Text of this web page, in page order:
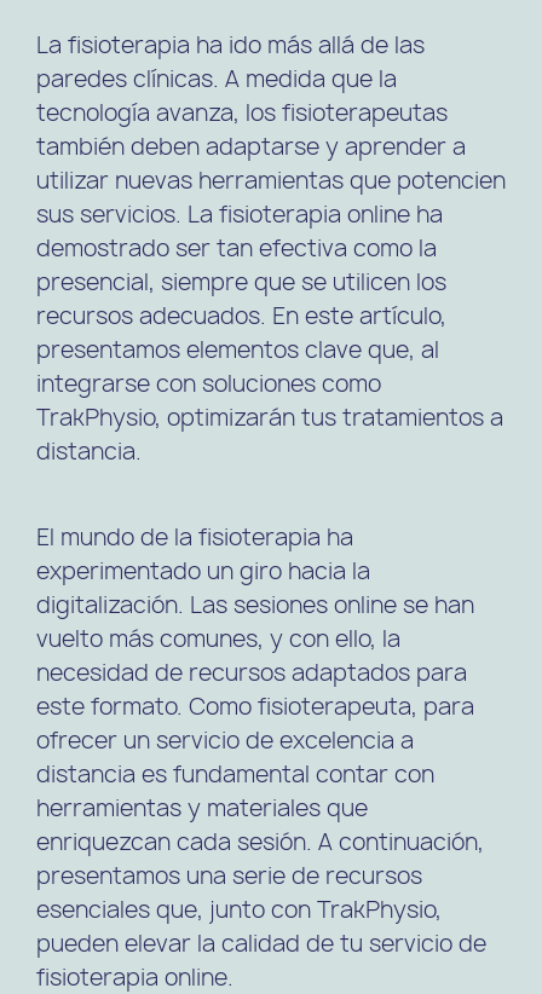
La fisioterapia ha ido más allá de las
paredes clínicas. A medida que la
tecnología avanza, los fisioterapeutas
también deben adaptarse y aprender a
utilizar nuevas herramientas que potencien
sus servicios. La fisioterapia online ha
demostrado ser tan efectiva como la
presencial, siempre que se utilicen los
recursos adecuados. En este artículo,
presentamos elementos clave que, al
integrarse con soluciones como
TrakPhysio, optimizarán tus tratamientos a
distancia.
El mundo de la fisioterapia ha
experimentado un giro hacia la
digitalización. Las sesiones online se han
vuelto más comunes, y con ello, la
necesidad de recursos adaptados para
este formato. Como fisioterapeuta, para
ofrecer un servicio de excelencia a
distancia es fundamental contar con
herramientas y materiales que
enriquezcan cada sesión. A continuación,
presentamos una serie de recursos
esenciales que, junto con TrakPhysio,
pueden elevar la calidad de tu servicio de
fisioterapia online.